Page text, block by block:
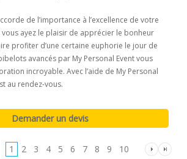
de l’importance à l’excellence de votre
ayez le plaisir de apprécier le bonheur
profiter d’une certaine euphorie le jour de
avancés par My Personal Event vous
incroyable. Avec l’aide de My Personal
au rendez-vous.
1 2 3 4 5 6 7 8 9 10